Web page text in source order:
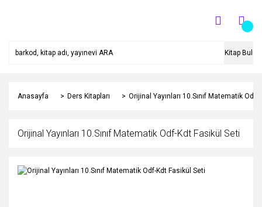
Kitap Bul
Anasayfa Ders Kitapları Orijinal Yayınları 10.Sınıf Matematik
Orijinal Yayınları 10.Sınıf Matematik Odf-Kdt Fasikül Seti